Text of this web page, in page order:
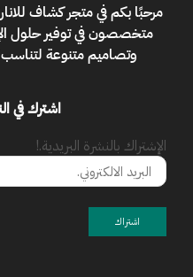
مرحبًا بكم فيمتجر كشاف
متخصصون في توفير حلول
وتصاميم متنوعة
اشترك في
الإشتراك بالنشرة البريدية.!